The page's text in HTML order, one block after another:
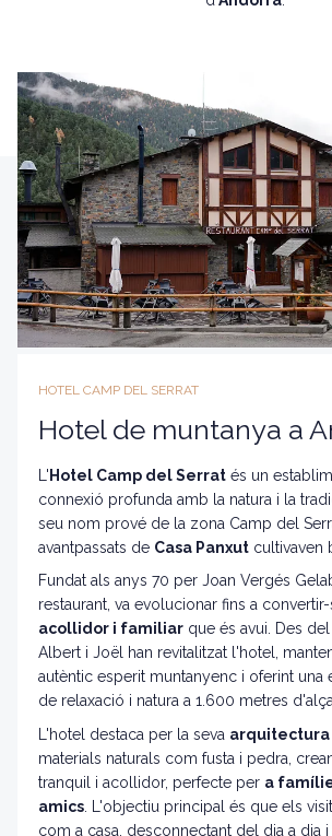
HOTEL CAMP DEL SERRAT
Hotel de muntanya a
L' Hotel Camp del Serrat és un
connexió profunda amb la natura i la
seu nom prové de la zona Camp del
avantpassats de Casa Panxut cultivaven
Fundat als anys 70 per Joan Vergés
restaurant, va evolucionar fins a
acollidor i familiar que és avui. Des
Albert i Joël han revitalitzat l'hotel,
autèntic esperit muntanyenc i oferint una
de relaxació i natura a 1.600 metres
L'hotel destaca per la seva arquitectura
materials naturals com fusta i pedra,
tranquil i acollidor, perfecte per a
amics . L'objectiu principal és que els
com a casa, desconnectant del dia a dia